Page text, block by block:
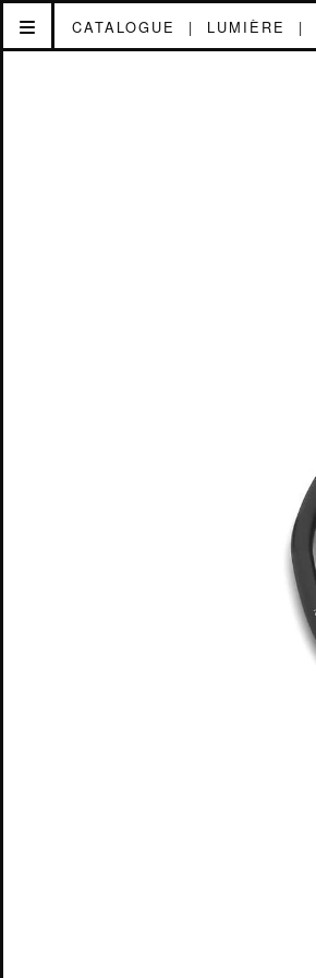
TECHNOMAD
AUDIO
SON
LUMIÈRE
CATALOGUE | LUMIÈRE |